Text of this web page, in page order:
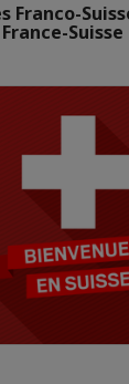
Franco-
Suisse